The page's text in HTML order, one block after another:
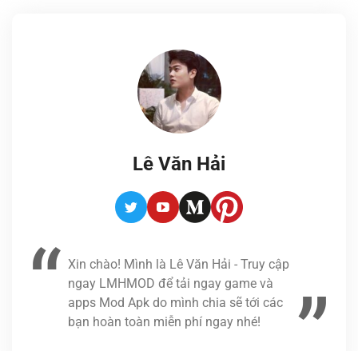
Lê Văn Hải
TwitterYoutubeMediumPinterest
Xin chào! Mình là Lê Văn Hải - Truy cập
ngay LMHMOD để tải ngay game và
apps Mod Apk do mình chia sẽ tới các
bạn hoàn toàn miễn phí ngay nhé!